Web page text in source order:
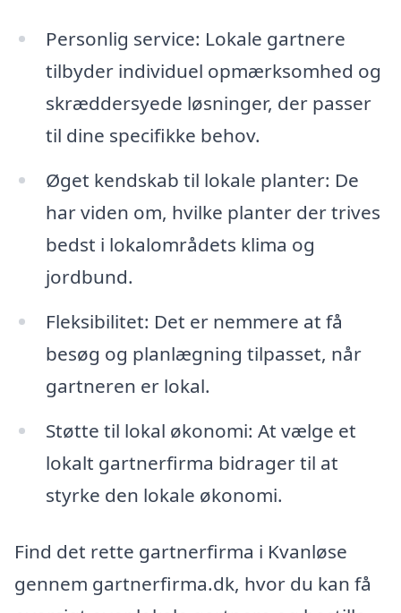
Personlig service: Lokale gartnere
tilbyder individuel opmærksomhed og
skræddersyede løsninger, der passer
til dine specifikke behov.
Øget kendskab til lokale planter: De
har viden om, hvilke planter der trives
bedst i lokalområdets klima og
jordbund.
Fleksibilitet: Det er nemmere at få
besøg og planlægning tilpasset, når
gartneren er lokal.
Støtte til lokal økonomi: At vælge et
lokalt gartnerfirma bidrager til at
styrke den lokale økonomi.
Find det rette gartnerfirma i Kvanløse
gennem gartnerfirma.dk, hvor du kan få